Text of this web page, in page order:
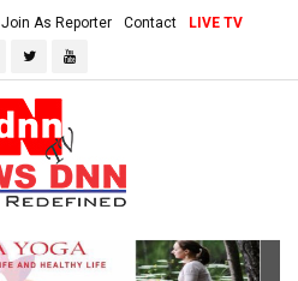
Join As Reporter Contact LIVE TV